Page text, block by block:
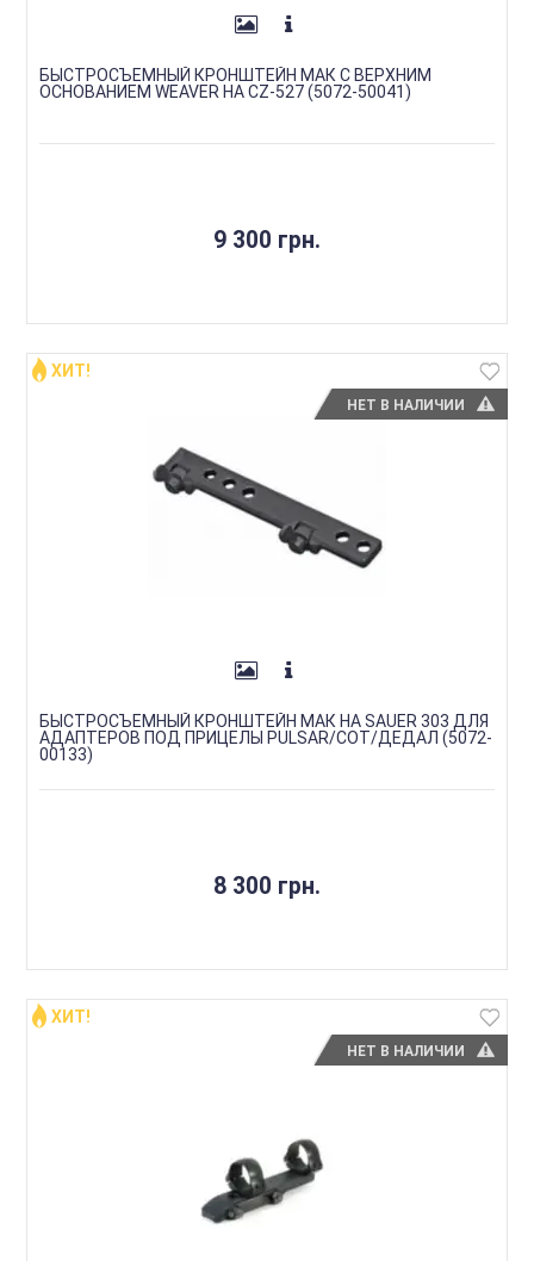
БЫСТРОСЪЕМНЫЙ КРОНШТЕЙН МАК С ВЕРХНИМ
ОСНОВАНИЕМ WEAVER НА CZ-527 (5072-50041)
9 300 грн.
НЕТ В НАЛИЧИИ
ХИТ!
БЫСТРОСЪЕМНЫЙ КРОНШТЕЙН МАК НА SAUER 303 ДЛЯ
АДАПТЕРОВ ПОД ПРИЦЕЛЫ PULSAR/СОТ/ДЕДАЛ (5072-
00133)
8 300 грн.
НЕТ В НАЛИЧИИ
ХИТ!